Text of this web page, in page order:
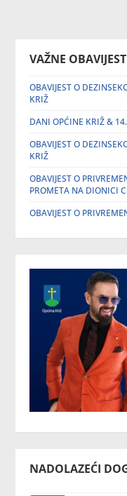
VAŽNE
OBAVIJEST O
KRIŽ
DANI OPĆINE KRIŽ &
OBAVIJEST O
KRIŽ
OBAVIJEST O
PROMETA NA DIONICI
OBAVIJEST O
NADOLAZEĆI